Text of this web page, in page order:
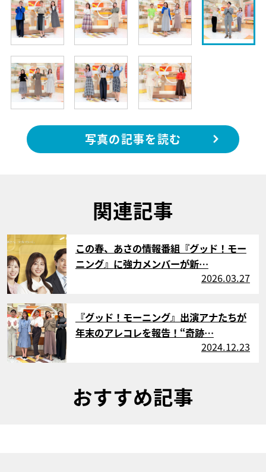
写真の記事を読む
関連記事
サムネイル
この春、あさの情報番組『グッド！モー
ニング』に強力メンバーが新…
2026.03.27
サムネイル
『グッド！モーニング』出演アナたちが
年末のアレコレを報告！“奇跡…
2024.12.23
おすすめ記事